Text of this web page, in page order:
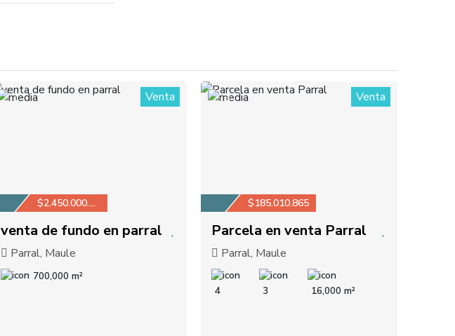
1 Venta
$2.450.000.000
venta de fundo en parral
Parral, Maule
700,000 m²
3 Venta
$185.010.865
Parcela en venta Parral
Parral, Maule
4 3 16,000 m²